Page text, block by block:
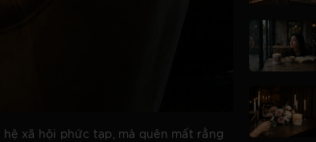
xã hội phức tạp, mà quên mất rằng